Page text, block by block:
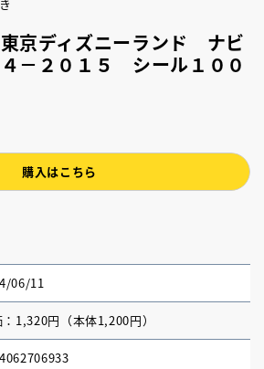
京ディズニーランド ナビ
－２０１５ シール１００
購入はこちら
06/11
1,320円（本体1,200円）